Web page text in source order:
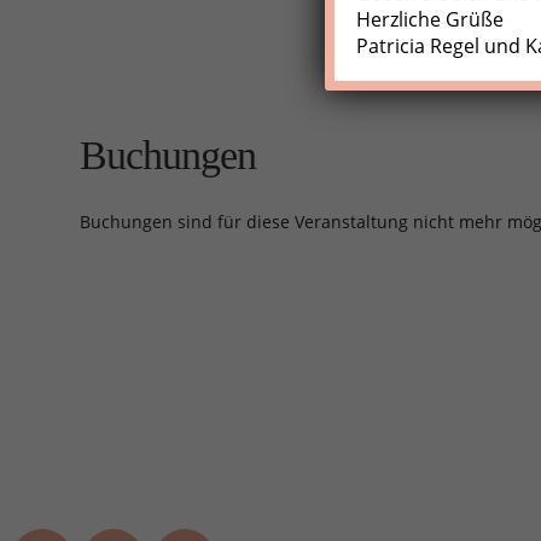
Buchungen
Buchungen sind für diese Veranstaltung nicht mehr
Herzliche Grüße
Patricia Regel und